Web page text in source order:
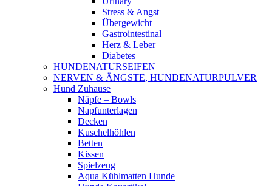
Stress & Angst
Übergewicht
Gastrointestinal
Herz & Leber
Diabetes
HUNDENATURSEIFEN
NERVEN & ÄNGSTE, HUNDENATURPULVER
Hund Zuhause
Näpfe – Bowls
Napfunterlagen
Decken
Kuschelhöhlen
Betten
Kissen
Spielzeug
Aqua Kühlmatten Hunde